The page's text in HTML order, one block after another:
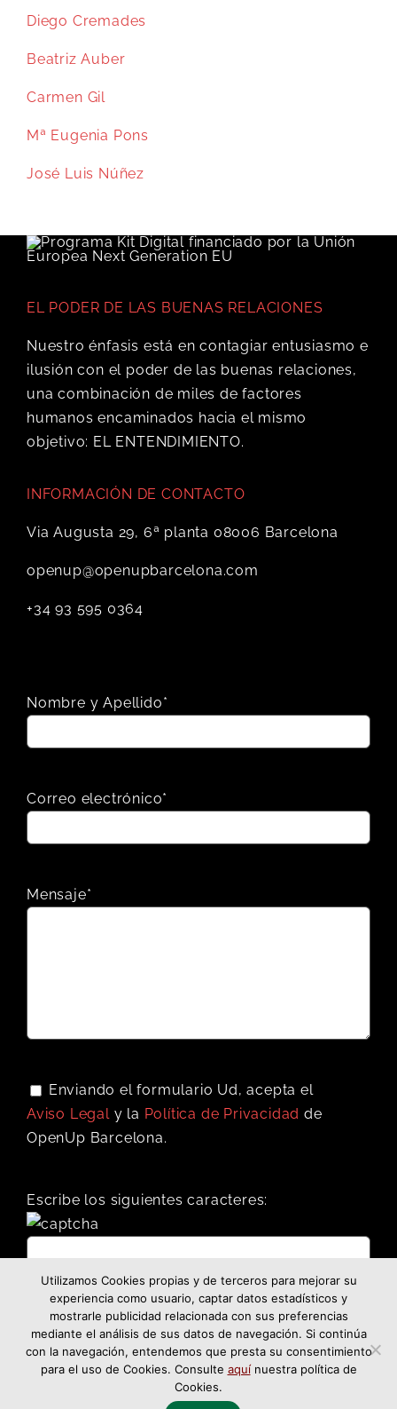
Diego Cremades
Beatriz Auber
Carmen Gil
Mª Eugenia Pons
José Luis Núñez
EL PODER DE LAS BUENAS RELACIONES
Nuestro énfasis está en contagiar entusiasmo e
ilusión con el poder de las buenas relaciones,
una combinación de miles de factores
humanos encaminados hacia el mismo
objetivo: EL ENTENDIMIENTO.
INFORMACIÓN DE CONTACTO
Via Augusta 29, 6ª planta 08006 Barcelona
openup@openupbarcelona.com
+34 93 595 0364
Nombre y Apellido*
Correo electrónico*
Mensaje*
Enviando el formulario Ud, acepta el
Aviso Legaly la Política de Privacidad de
OpenUp Barcelona.
Escribe los siguientes caracteres:
Utilizamos Cookies propias y de terceros para mejorar su
experiencia como usuario, captar datos estadísticos y
mostrarle publicidad relacionada con sus preferencias
mediante el análisis de sus datos de navegación. Si continúa
con la navegación, entendemos que presta su consentimiento
para el uso de Cookies. Consulte aquínuestra política de
Cookies.